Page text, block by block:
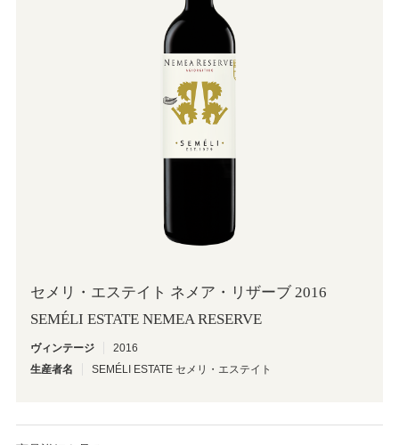
セメリ・エステイト ネメア・リザーブ 2016
SEMÉLI ESTATE NEMEA RESERVE
ヴィンテージ
2016
生産者名
SEMÉLI ESTATE セメリ・エステイト